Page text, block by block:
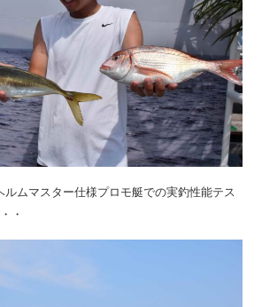
中古艇情報
会社概要
ルムマスター仕様プロモ艇での実釣性能テス
・